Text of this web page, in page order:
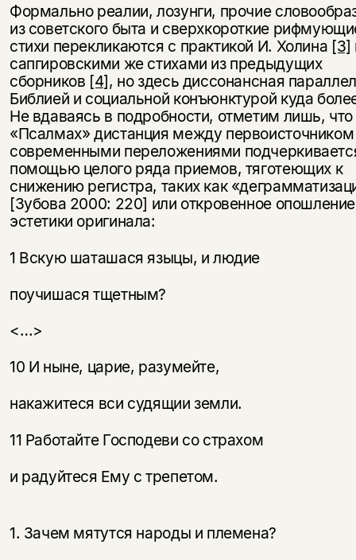
Формально реалии, лозунги, прочие
из советского быта и сверхкороткие
стихи перекликаются с практикой И. Холина [3]
сапгировскими же стихами из предыдущих
сборников [4], но здесь диссонансная
Библией и социальной конъюнктурой куда
Не вдаваясь в подробности, отметим лишь, что
«Псалмах» дистанция между
современными переложениями
помощью целого ряда приемов, тяготеющих к
снижению регистра, таких как
[Зубова 2000: 220] или откровенное опошление
эстетики оригинала:
1 Вскую шаташася языцы, и людие
поучишася тщетным?
<…>
10 И ныне, царие, разумейте,
накажитеся вси судящии земли.
11 Работайте Господеви со страхом
и радуйтеся Ему с трепетом.
1. Зачем мятутся народы и племена?